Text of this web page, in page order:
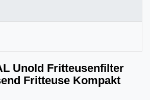
Unold Fritteusenfilter
Fritteuse Kompakt